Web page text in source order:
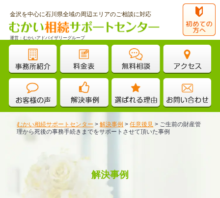
金沢を中心に石川県全域の周辺エリアのご相談に対応
運営：むかいアドバイザリーグループ
むかい相続サポートセンター >解決事例 >任意後見 > ご生前の財産管
理から死後の事務手続きまでをサポートさせて頂いた事例
解決事例